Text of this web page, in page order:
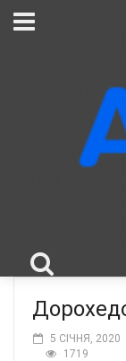
5 СІЧНЯ, 2020
1719